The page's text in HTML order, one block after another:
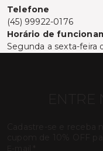
Telefone
(45) 99922-0176
Horário de
Segunda a sexta-feira